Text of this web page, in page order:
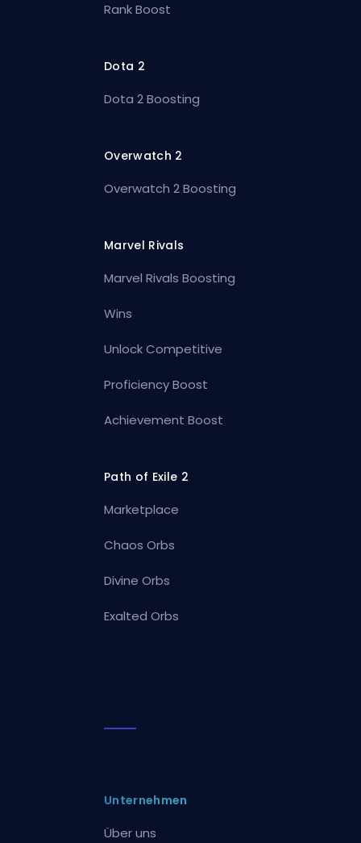
Rank Boost
Dota 2
Dota 2 Boosting
Overwatch 2
Overwatch 2 Boosting
Marvel Rivals
Marvel Rivals Boosting
Wins
Unlock Competitive
Proficiency Boost
Achievement Boost
Path of Exile 2
Marketplace
Chaos Orbs
Divine Orbs
Exalted Orbs
Unternehmen
Über uns